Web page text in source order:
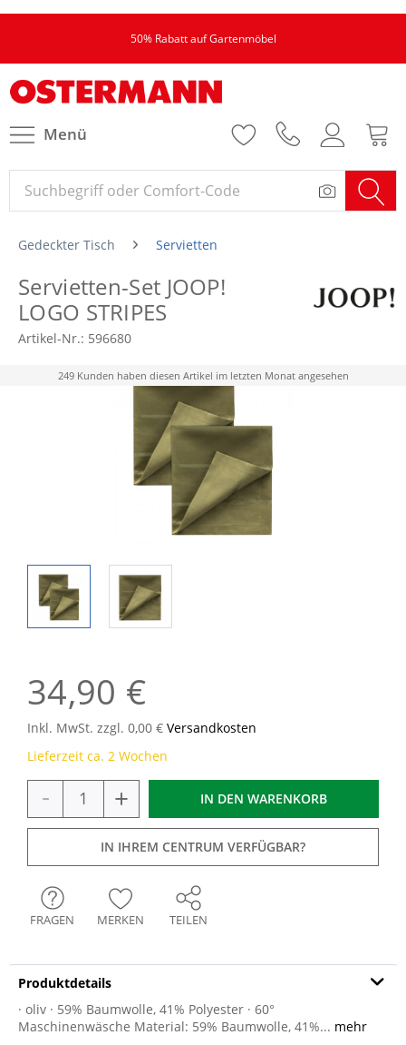
50% Rabatt auf Gartenmöbel
Menü
Gedeckter Tisch Servietten
Servietten-Set JOOP!
LOGO STRIPES
Artikel-Nr.: 596680
249 Kunden haben diesen Artikel im letzten Monat angesehen
34,90 €
Inkl. MwSt. zzgl. 0,00 € Versandkosten
Lieferzeit ca. 2 Wochen
- + IN DEN WARENKORB
IN IHREM CENTRUM VERFÜGBAR?
FRAGEN MERKEN TEILEN
Produktdetails
· oliv · 59% Baumwolle, 41% Polyester · 60°
Maschinenwäsche Material: 59% Baumwolle, 41%... mehr